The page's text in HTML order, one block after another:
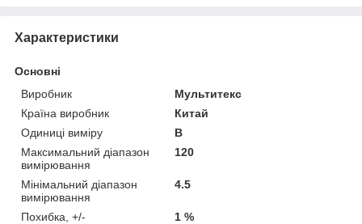
Характеристики
Основні
Виробник
Мультитекс
Країна виробник
Китай
Одиниці виміру
В
Максимальний діапазон
вимірювання
120
Мінімальний діапазон
вимірювання
4.5
Похибка, +/-
1 %